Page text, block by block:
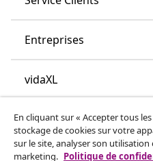
Entreprises
vidaXL
Découvrez-en plus
En cliquant sur « Accepter tous
stockage de cookies sur votre
sur le site, analyser son
marketing. Politique de